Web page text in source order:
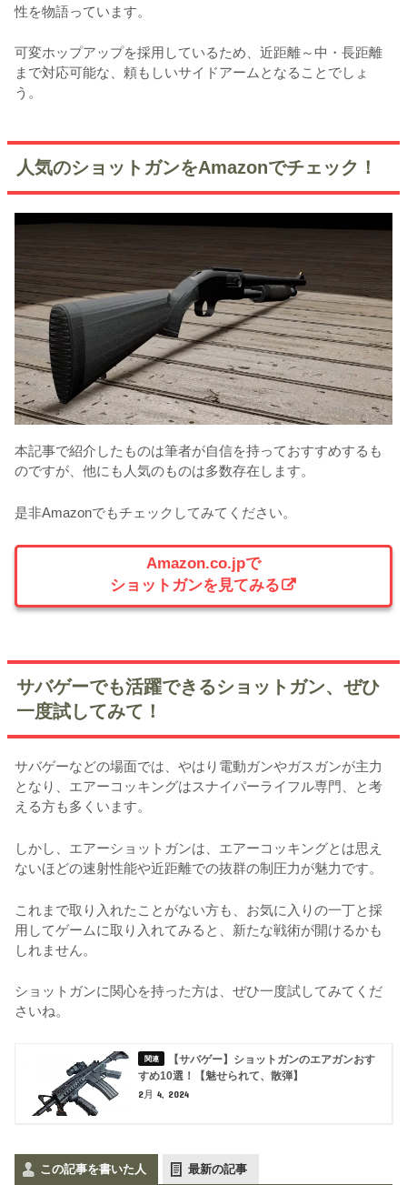
性を物語っています。
可変ホップアップを採用しているため、近距離～中・長距離
まで対応可能な、頼もしいサイドアームとなることでしょ
う。
人気のショットガンをAmazonでチェック！
本記事で紹介したものは筆者が自信を持っておすすめするも
のですが、他にも人気のものは多数存在します。
是非Amazonでもチェックしてみてください。
Amazon.co.jpで
ショットガンを見てみる
サバゲーでも活躍できるショットガン、ぜひ
一度試してみて！
サバゲーなどの場面では、やはり電動ガンやガスガンが主力
となり、エアーコッキングはスナイパーライフル専門、と考
える方も多くいます。
しかし、エアーショットガンは、エアーコッキングとは思え
ないほどの速射性能や近距離での抜群の制圧力が魅力です。
これまで取り入れたことがない方も、お気に入りの一丁と採
用してゲームに取り入れてみると、新たな戦術が開けるかも
しれません。
ショットガンに関心を持った方は、ぜひ一度試してみてくだ
さいね。
【サバゲー】ショットガンのエアガンおす
すめ10選！【魅せられて、散弾】
2月 4, 2024
この記事を書いた人 最新の記事